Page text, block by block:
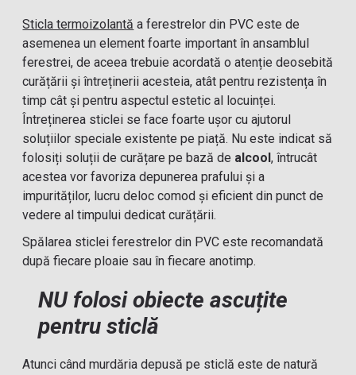
Sticla termoizolantă a ferestrelor din PVC este de
asemenea un element foarte important în ansamblul
ferestrei, de aceea trebuie acordată o atenție deosebită
curățării și întreținerii acesteia, atât pentru rezistența în
timp cât și pentru aspectul estetic al locuinței.
Întreținerea sticlei se face foarte ușor cu ajutorul
soluțiilor speciale existente pe piață. Nu este indicat să
folosiți soluții de curățare pe bază de alcool, întrucât
acestea vor favoriza depunerea prafului și a
impurităților, lucru deloc comod și eficient din punct de
vedere al timpului dedicat curățării.
Spălarea sticlei ferestrelor din PVC este recomandată
după fiecare ploaie sau în fiecare anotimp.
NU folosi obiecte ascuțite
pentru sticlă
Atunci când murdăria depusă pe sticlă este de natură